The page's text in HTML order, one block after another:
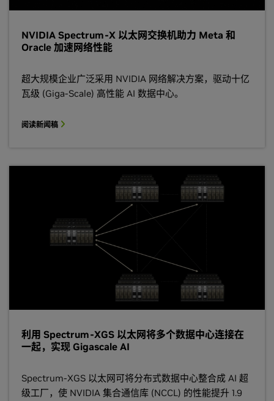
NVIDIA Spectrum-X 以太网交换机助力 Meta 和
Oracle 加速网络性能
超大规模企业广泛采用 NVIDIA 网络解决方案，驱动十亿
瓦级 (Giga-Scale) 高性能 AI 数据中心。
阅读新闻稿
利用 Spectrum-XGS 以太网将多个数据中心连接在
一起，实现 Gigascale AI
Spectrum-XGS 以太网可将分布式数据中心整合成 AI 超
级工厂，使 NVIDIA 集合通信库 (NCCL) 的性能提升 1.9